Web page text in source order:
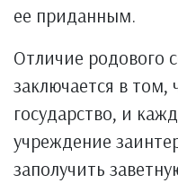
ее приданным.
Отличие родового
заключается в том,
государство, и
учреждение
заполучить